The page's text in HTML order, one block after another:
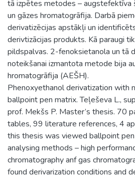
tā izpētes metodes – augstefektīva
un gāzes hromatogrāfija. Darbā
derivatizēcijas apstākļi un
derivtizācijas produkts. Kā paraugi
pildspalvas. 2-fenoksietanola un tā
noteikšanai izmantota metode bija
hromatogrāfija (AEŠH).
Phenoxyethanol derivatization with
ballpoint pen matrix. Teļeševa L.,
prof. Mekšs P. Master’s thesis. 70
tables, 99 literature references, 4
this thesis was viewed ballpoint
analysing methods – high
chromatography anf gas
found derivarization conditions and